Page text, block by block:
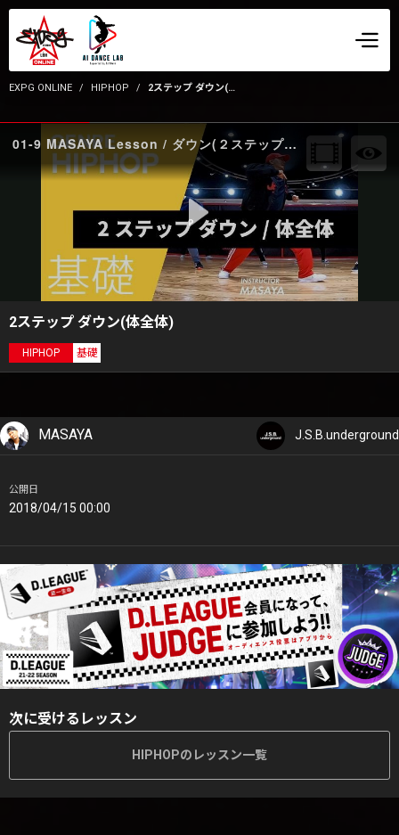
EXPG ONLINE HIPHOP 2ステップ ダウン(体全体)
01-9 MASAYA Lesson / ダウン(２ステップ)体のいろんなところを使ってみる front
2ステップ ダウン(体全体)
HIPHOP 基礎
MASAYA J.S.B.underground
公開日
2018/04/15 00:00
次に受けるレッスン
HIPHOPのレッスン一覧